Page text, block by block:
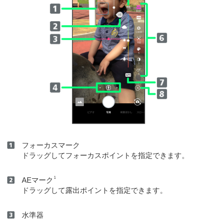
フォーカスマーク
ドラッグしてフォーカスポイントを指定できます。
AEマーク 1
ドラッグして露出ポイントを指定できます。
水準器